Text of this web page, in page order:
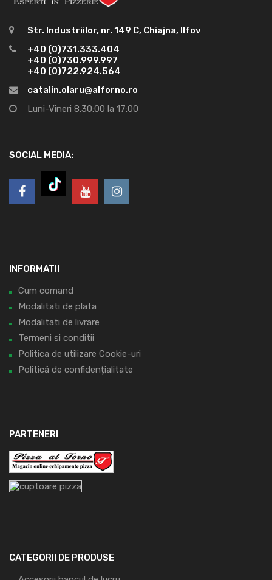
Str. Industriilor, nr. 149 C, Chiajna, Ilfov
+40 (0)731.333.404
+40 (0)730.999.997
+40 (0)722.924.564
catalin.olaru@alforno.ro
Luni-Vineri 8.30:00 la 17:00
SOCIAL MEDIA:
INFORMATII
Cum comand
Modalitati de plata
Modalitati de livrare
Termeni si conditii
Politica de utilizare Cookie-uri
Politică de confidențialitate
PARTENERI
CATEGORII DE PRODUSE